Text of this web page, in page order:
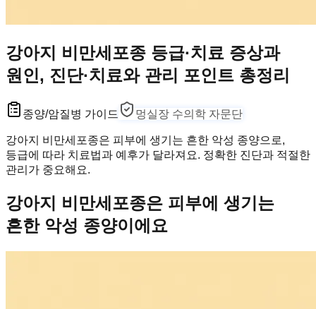
강아지 비만세포종 등급·치료 증상과
원인, 진단·치료와 관리 포인트 총정리
종양/암질병 가이드 멍실장 수의학 자문단
강아지 비만세포종은 피부에 생기는 흔한 악성 종양으로,
등급에 따라 치료법과 예후가 달라져요. 정확한 진단과 적절한
관리가 중요해요.
강아지 비만세포종은 피부에 생기는
흔한 악성 종양이에요